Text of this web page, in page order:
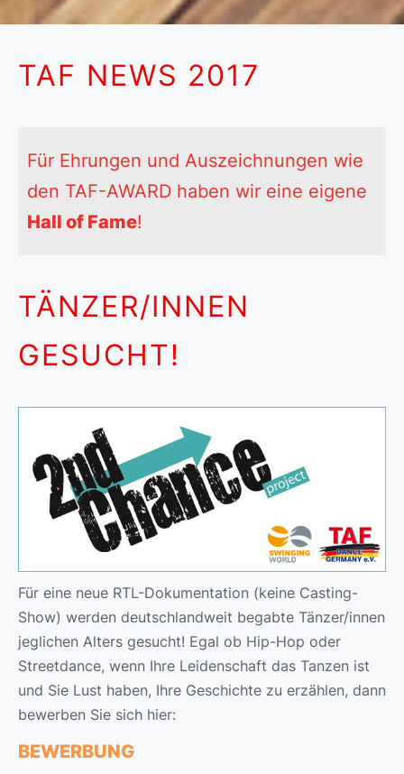
TAF NEWS 2017
Für Ehrungen und Auszeichnungen wie
den TAF-AWARD haben wir eine eigene
Hall of Fame!
TÄNZER/INNEN
GESUCHT!
Für eine neue RTL-Dokumentation (keine Casting-
Show) werden deutschlandweit begabte Tänzer/innen
jeglichen Alters gesucht! Egal ob Hip-Hop oder
Streetdance, wenn Ihre Leidenschaft das Tanzen ist
und Sie Lust haben, Ihre Geschichte zu erzählen, dann
bewerben Sie sich hier:
BEWERBUNG